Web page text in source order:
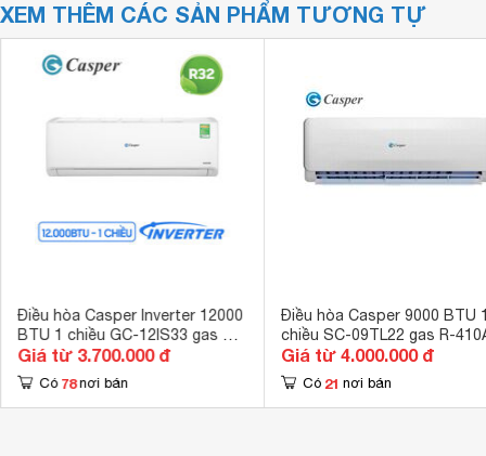
XEM THÊM CÁC SẢN PHẨM TƯƠNG TỰ
Điều hòa Casper Inverter 12000
BTU 1 chiều GC-12IS33 gas R-
32
Giá từ 3.700.000 đ
Có 78 nơi bán
Điều hòa Casper 9000 BTU
chiều SC-09TL22 gas R-
Giá từ 4.000.000 đ
Có 21 nơi bán